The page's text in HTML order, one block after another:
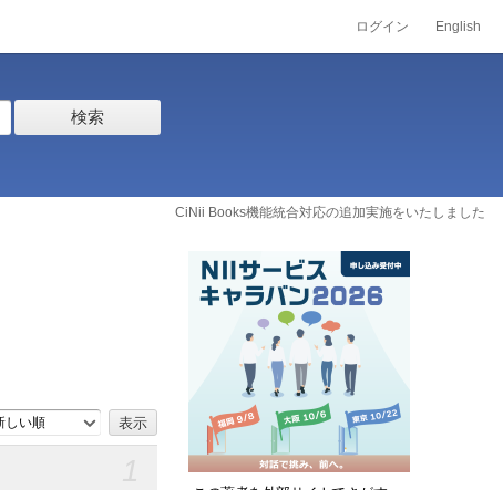
ログイン English
検索
CiNii Books機能統合対応の追加実施をいたしました
しい順